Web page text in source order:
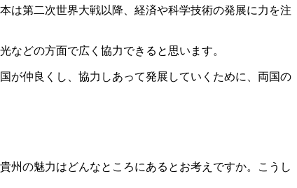
は第二次世界大戦以降、経済や科学技術の発展に力を注
などの方面で広く協力できると思います。
が仲良くし、協力しあって発展していくために、両国の
の魅力はどんなところにあるとお考えですか。こうし